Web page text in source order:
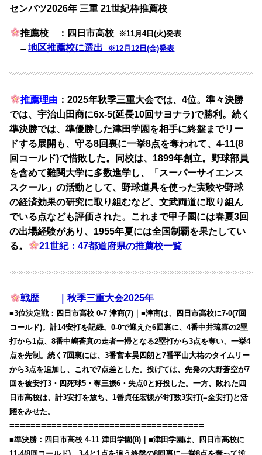
センバツ2026年 三重 21世紀枠推薦校
推薦校 ：四日市高校 ※11月4日(火)発表
→地区推薦校に選出 ※12月12日(金)発表
推薦理由 ：2025年秋季三重大会では、4位。準々決勝
では、宇治山田商に6x-5(延長10回サヨナラ)で勝利。続く
準決勝では、準優勝した津田学園を相手に終盤までリー
ドする展開も、守る8回裏に一挙8点を奪われて、4-11(8
回コールド)で惜敗した。
同校は、1899年創立。 野球部員
を含めて難関大学に多数進学し、「スーパーサイエンス
スクール」の活動として、野球道具を使った実験や野球
の経済効果の研究に取り組むなど、文武両道に取り組ん
でいる点なども評価された。これまで甲子園には春夏3回
の出場経験があり、1955年夏には全国制覇を果たしてい
る。
21世紀：47都道府県の推薦校一覧
戦歴 ｜秋季三重大会2025年
■3位決定戦：四日市高校 0-7 津商(7)｜■津商は、四日市高校に7-0(7回
コールド)。計14安打を記録。0-0で迎えた6回裏に、4番中井琉喜の2塁
打から1点、8番中嶋蒼真の走者一掃となる2塁打から3点を奪い、一挙4
点を先制。続く7回裏には、3番宮本昊四朗と7番平山大祐のタイムリー
から3点を追加し、これで7点差とした。投げては、先発の大野蒼空が7
回を被安打3・四死球5・奪三振6・失点0と好投した。一方、敗れた四
日市高校は、計3安打を放ち、1番貞任宏槻が4打数3安打(=全安打)と活
躍をみせた。
=====================================
■準決勝：四日市高校 4-11 津田学園(8)｜■津田学園は、四日市高校に